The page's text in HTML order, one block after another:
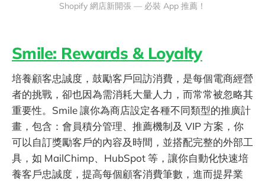
Shopify 網店新開張 — 必裝 App 推薦！
Smile: Rewards & Loyalty
培養顧客忠誠度，鼓勵客戶回訪消費，是每個電商經營
者的挑戰，卻也因為需消耗大量人力，而常常被忽略其
重要性。Smile 讓你為商店設定各種不同類型的推廣計
畫，包含：會員積分管理、推薦機制及 VIP 方案，你
可以自訂獎勵客戶的內容及時間，並搭配完整的外部工
具，如 MailChimp、HubSpot 等，讓你自動化快速培
養客戶忠誠度，提高每個顧客消費筆數，進而提昇業